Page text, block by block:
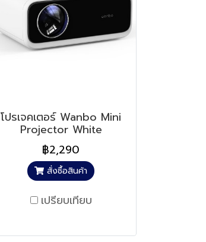
โปรเจคเตอร์ Wanbo Mini
Projector White
฿2,290
สั่งซื้อสินค้า
เปรียบเทียบ